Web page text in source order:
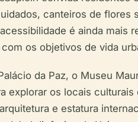
canteiros de
é ainda mais
os objetivos de vida
da Paz, o Museu
explorar os locais
e estatura